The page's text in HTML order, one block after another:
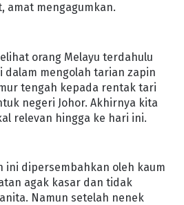
amat mengagumkan.
orang Melayu terdahulu
mengolah tarian zapin
tengah kepada rentak tari
negeri Johor. Akhirnya kita
relevan hingga ke hari ini.
ini dipersembahkan oleh kaum
agak kasar dan tidak
Namun setelah nenek